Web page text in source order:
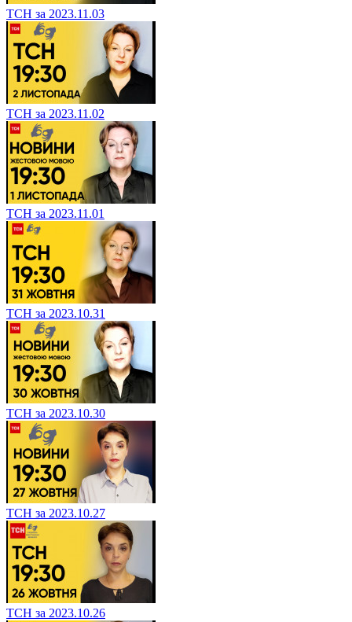
ТСН за 2023.11.03
ТСН за 2023.11.02
ТСН за 2023.11.01
ТСН за 2023.10.31
ТСН за 2023.10.30
ТСН за 2023.10.27
ТСН за 2023.10.26